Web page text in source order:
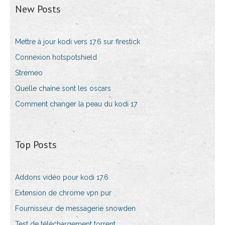
New Posts
Mettre à jour kodi vers 17.6 sur firestick
Connexion hotspotshield
Stremeo
Quelle chaîne sont les oscars
Comment changer la peau du kodi 17
Top Posts
Addons vidéo pour kodi 17.6
Extension de chrome vpn pur
Fournisseur de messagerie snowden